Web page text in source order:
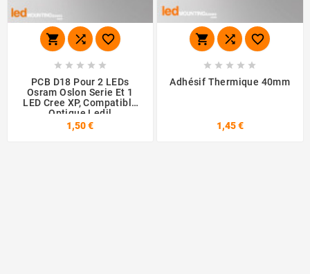
  
    
PCB D18 Pour 2 LEDs
Osram Oslon Serie Et 1
LED Cree XP, Compatible
Optique Ledil
1,50 €
  
    
Adhésif Thermique 40mm
1,45 €